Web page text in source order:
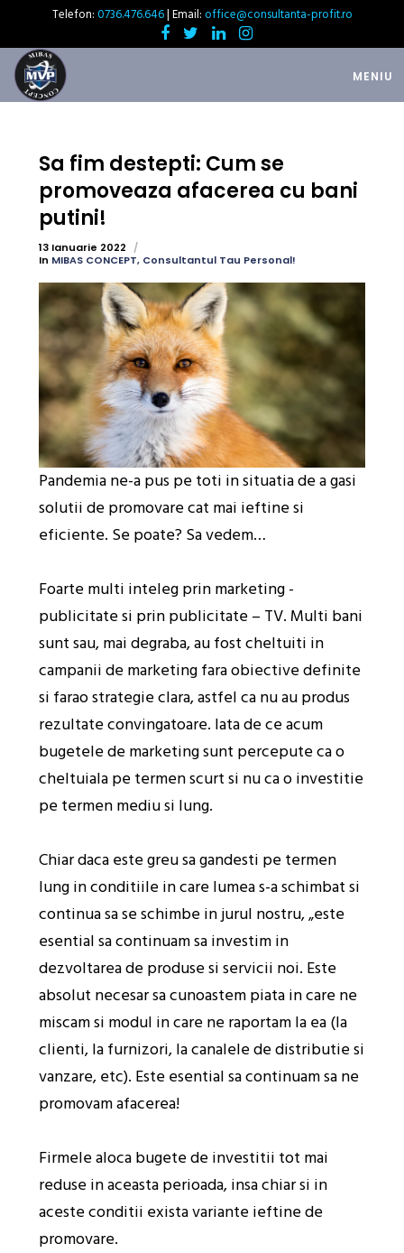
Telefon:0736.476.646| Email: office@consultanta-profit.ro
MENIU
Sa fim destepti: Cum se
promoveaza afacerea cu bani
putini!
13 Ianuarie 2022
In MIBAS CONCEPT, Consultantul Tau Personal!
Pandemia ne-a pus pe toti in situatia de a gasi
solutii de promovare cat mai ieftine si
eficiente. Se poate? Sa vedem…
Foarte multi inteleg prin marketing -
publicitate si prin publicitate – TV. Multi bani
sunt sau, mai degraba, au fost cheltuiti in
campanii de marketing fara obiective definite
si farao strategie clara, astfel ca nu au produs
rezultate convingatoare. Iata de ce acum
bugetele de marketing sunt percepute ca o
cheltuiala pe termen scurt si nu ca o investitie
pe termen mediu si lung.
Chiar daca este greu sa gandesti pe termen
lung in conditiile in care lumea s-a schimbat si
continua sa se schimbe in jurul nostru, „este
esential sa continuam sa investim in
dezvoltarea de produse si servicii noi. Este
absolut necesar sa cunoastem piata in care ne
miscam si modul in care ne raportam la ea (la
clienti, la furnizori, la canalele de distributie si
vanzare, etc). Este esential sa continuam sa ne
promovam afacerea!
Firmele aloca bugete de investitii tot mai
reduse in aceasta perioada, insa chiar si in
aceste conditii exista variante ieftine de
promovare.